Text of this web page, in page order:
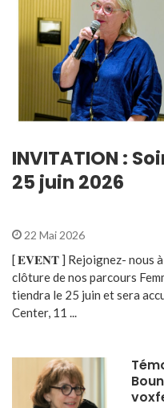
INVITATION :
25 juin 2026
22 Mai 2026
[ 𝐄𝐕𝐄𝐍𝐓 ] Rejoignez- nous
clôture de nos parcours
tiendra le 25 juin et sera
Center, 11 ...